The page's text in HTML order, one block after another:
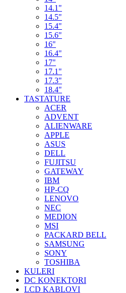
14.1"
14.5"
15.4"
15.6"
16"
16.4"
17"
17.1"
17.3"
18.4"
TASTATURE
ACER
ADVENT
ALIENWARE
APPLE
ASUS
DELL
FUJITSU
GATEWAY
IBM
HP-CQ
LENOVO
NEC
MEDION
MSI
PACKARD BELL
SAMSUNG
SONY
TOSHIBA
KULERI
DC KONEKTORI
LCD KABLOVI